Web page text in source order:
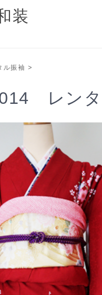
装
ル振袖 >
レンタ